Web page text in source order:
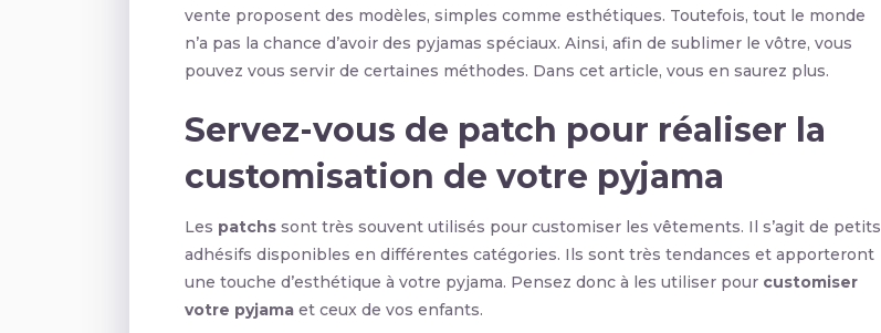
vente proposent des modèles, simples comme esthétiques. Toutefois, tout le monde
n’a pas la chance d’avoir des pyjamas spéciaux. Ainsi, afin de sublimer le vôtre, vous
pouvez vous servir de certaines méthodes. Dans cet article, vous en saurez plus.
Servez-vous de patch pour réaliser la
customisation de votre pyjama
Les patchs sont très souvent utilisés pour customiser les vêtements. Il s’agit de petits
adhésifs disponibles en différentes catégories. Ils sont très tendances et apporteront
une touche d’esthétique à votre pyjama. Pensez donc à les utiliser pour customiser
votre pyjama et ceux de vos enfants.